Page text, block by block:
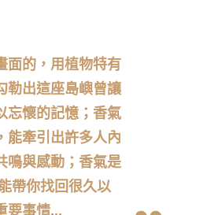
面的，用植物特有
勒出這座島嶼曾讓
忘懷的記憶；香氣
能牽引出許多人內
鳴與感動；香氣是
帶你找回很久以
要事情...